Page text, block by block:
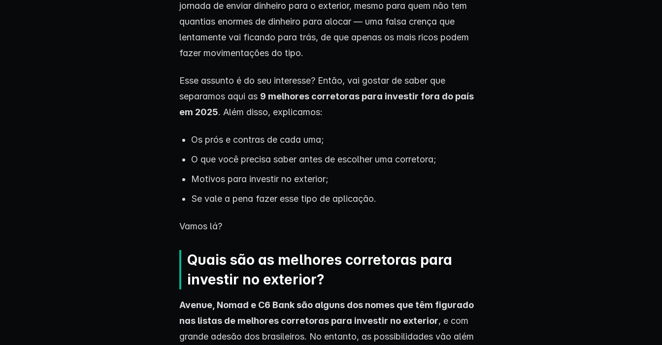
jornada de enviar dinheiro para o exterior, mesmo para quem não tem
quantias enormes de dinheiro para alocar — uma falsa crença que
lentamente vai ficando para trás, de que apenas os mais ricos podem
fazer movimentações do tipo.
Esse assunto é do seu interesse? Então, vai gostar de saber que
separamos aqui as 9 melhores corretoras para investir fora do país
em 2025. Além disso, explicamos:
Os prós e contras de cada uma;
O que você precisa saber antes de escolher uma corretora;
Motivos para investir no exterior;
Se vale a pena fazer esse tipo de aplicação.
Vamos lá?
Quais são as melhores corretoras para
investir no exterior?
Avenue Nomad e C6 Bank são alguns dos nomes que têm figurado
nas listas de melhores corretoras para investir no exterior, e com
grande adesão dos brasileiros. No entanto, as possibilidades vão além